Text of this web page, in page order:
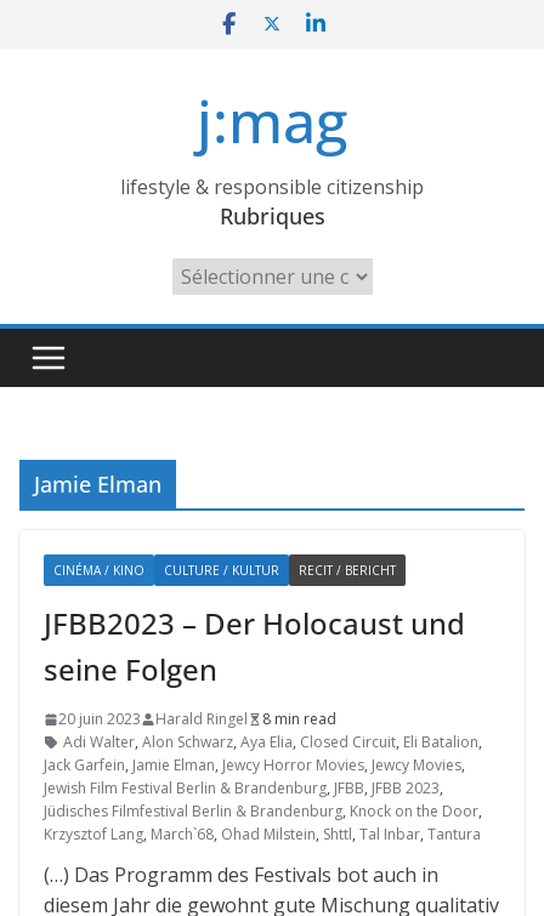
j:mag
lifestyle & responsible citizenship
Rubriques
Rubriques
Jamie Elman
CINÉMA / KINO CULTURE / KULTUR RECIT / BERICHT
JFBB2023 – Der Holocaust und
seine Folgen
20 juin 2023 Harald Ringel
8 min read
Adi Walter, Alon Schwarz, Aya Elia, Closed Circuit, Eli Batalion,
Jack Garfein, Jamie Elman, Jewcy Horror Movies, Jewcy Movies,
Jewish Film Festival Berlin & Brandenburg, JFBB, JFBB 2023,
Jüdisches Filmfestival Berlin & Brandenburg, Knock on the Door,
Krzysztof Lang, March`68, Ohad Milstein, Shttl, Tal Inbar, Tantura
(…) Das Programm des Festivals bot auch in
diesem Jahr die gewohnt gute Mischung qualitativ